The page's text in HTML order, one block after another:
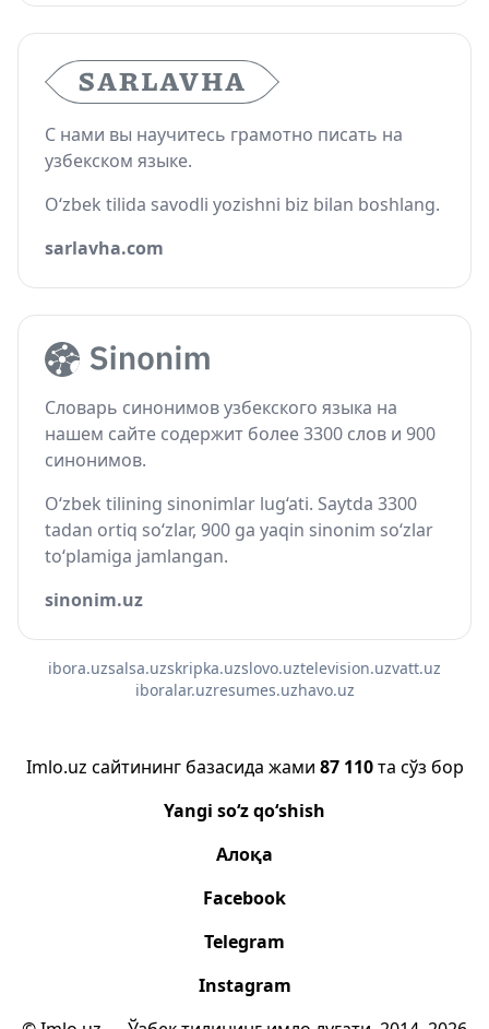
С нами вы научитесь грамотно писать на
узбекском языке.
O‘zbek tilida savodli yozishni biz bilan boshlang.
sarlavha.com
Словарь синонимов узбекского языка на
нашем сайте содержит более 3300 слов и 900
синонимов.
O‘zbek tilining sinonimlar lug‘ati. Saytda 3300
tadan ortiq so‘zlar, 900 ga yaqin sinonim so‘zlar
to‘plamiga jamlangan.
sinonim.uz
ibora.uzsalsa.uzskripka.uzslovo.uztelevision.uzvatt.uz
iboralar.uzresumes.uzhavo.uz
Imlo.uz сайтининг базасида жами 87 110та сўз бор
Yangi so‘z qo‘shish
Алоқа
Facebook
Telegram
Instagram